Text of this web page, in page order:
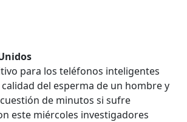
para los teléfonos inteligentes
del esperma de un hombre y
de minutos si sufre
este miércoles investigadores